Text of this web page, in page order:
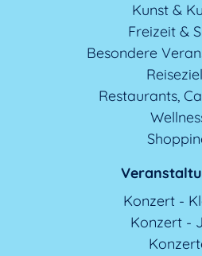
Kunst &
Freizeit &
Besondere
Restaurants,
Konzert -
Konzert -